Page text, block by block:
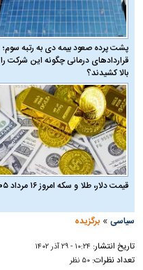
پشت پرده صعود بیمه دی به رتبه سوم؛
قراردادهای درمانی چگونه این شرکت را
بالا کشیدند؟
قیمت دلار، طلا و سکه امروز ۱۶ مرداد ۱۴۰۵
سیاسی »برگزیده
تاریخ انتشار: ۱۰:۲۴ - ۲۹ آذر ۱۴۰۲
تعداد نظرات:۵۰ نظر